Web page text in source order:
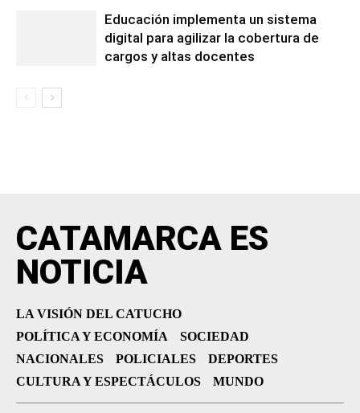
Educación implementa un sistema
digital para agilizar la cobertura de
cargos y altas docentes
CATAMARCA ES
NOTICIA
LA VISIÓN DEL CATUCHO
POLÍTICA Y ECONOMÍA
SOCIEDAD
NACIONALES
POLICIALES
DEPORTES
CULTURA Y ESPECTÁCULOS
MUNDO